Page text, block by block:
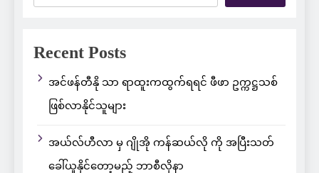
Recent Posts
အင်ဖန်တီနို သာ ရာထူးကထွက်ရရင် ဖီဖာ ဥက္ကဋ္ဌသစ်
ဖြစ်လာနိုင်သူများ
အယ်လ်ဟီလာ မှ ဂျိုအို ကန်ဆယ်လို ကို အပြီးသတ်
ခေါ်ယူနိုင်တော့မည့် ဘာစီလိုနာ